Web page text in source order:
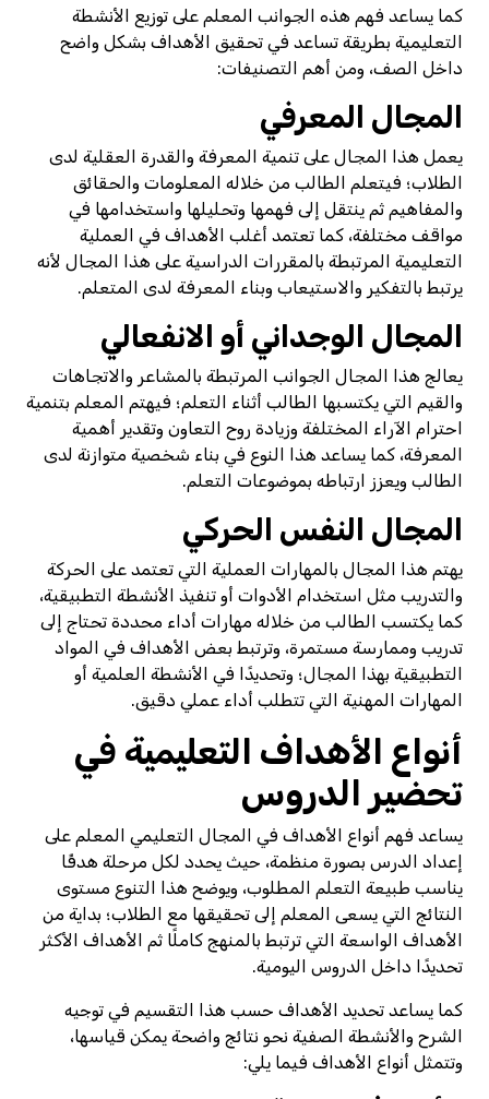
كما يساعد فهم هذه الجوانب المعلم على توزيع الأنشطة
التعليمية بطريقة تساعد في تحقيق الأهداف بشكل واضح
داخل الصف، ومن أهم التصنيفات:
المجال المعرفي
يعمل هذا المجال على تنمية المعرفة والقدرة العقلية لدى
الطلاب؛ فيتعلم الطالب من خلاله المعلومات والحقائق
والمفاهيم ثم ينتقل إلى فهمها وتحليلها واستخدامها في
مواقف مختلفة، كما تعتمد أغلب الأهداف في العملية
التعليمية المرتبطة بالمقررات الدراسية على هذا المجال لأنه
يرتبط بالتفكير والاستيعاب وبناء المعرفة لدى المتعلم.
المجال الوجداني أو الانفعالي
يعالج هذا المجال الجوانب المرتبطة بالمشاعر والاتجاهات
والقيم التي يكتسبها الطالب أثناء التعلم؛ فيهتم المعلم بتنمية
احترام الآراء المختلفة وزيادة روح التعاون وتقدير أهمية
المعرفة، كما يساعد هذا النوع في بناء شخصية متوازنة لدى
الطالب ويعزز ارتباطه بموضوعات التعلم.
المجال النفس الحركي
يهتم هذا المجال بالمهارات العملية التي تعتمد على الحركة
والتدريب مثل استخدام الأدوات أو تنفيذ الأنشطة التطبيقية،
كما يكتسب الطالب من خلاله مهارات أداء محددة تحتاج إلى
تدريب وممارسة مستمرة، وترتبط بعض الأهداف في المواد
التطبيقية بهذا المجال؛ وتحديدًا في الأنشطة العلمية أو
المهارات المهنية التي تتطلب أداء عملي دقيق.
أنواع الأهداف التعليمية في
تحضير الدروس
يساعد فهم أنواع الأهداف في المجال التعليمي المعلم على
إعداد الدرس بصورة منظمة، حيث يحدد لكل مرحلة هدفًا
يناسب طبيعة التعلم المطلوب، ويوضح هذا التنوع مستوى
النتائج التي يسعى المعلم إلى تحقيقها مع الطلاب؛ بداية من
الأهداف الواسعة التي ترتبط بالمنهج كاملًا ثم الأهداف الأكثر
تحديدًا داخل الدروس اليومية.
كما يساعد تحديد الأهداف حسب هذا التقسيم في توجيه
الشرح والأنشطة الصفية نحو نتائج واضحة يمكن قياسها،
وتتمثل أنواع الأهداف فيما يلي: